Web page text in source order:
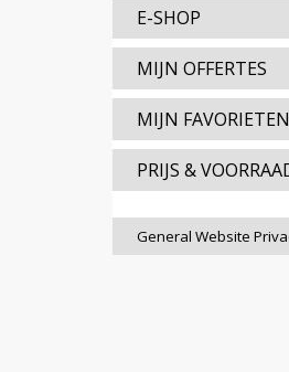
E-SHOP
MIJN OFFERTES
MIJN FAVORIETEN
PRIJS &
General Website